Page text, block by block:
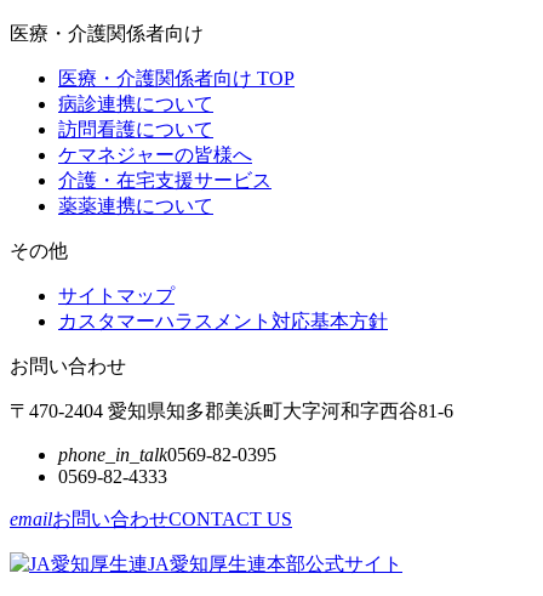
医療・介護関係者向け
医療・介護関係者向け TOP
病診連携について
訪問看護について
ケマネジャーの皆様へ
介護・在宅支援サービス
薬薬連携について
その他
サイトマップ
カスタマーハラスメント対応基本方針
お問い合わせ
〒470-2404 愛知県知多郡美浜町大字河和字西谷81-6
phone_in_talk0569-82-0395
0569-82-4333
emailお問い合わせCONTACT US
JA愛知厚生連本部公式サイト